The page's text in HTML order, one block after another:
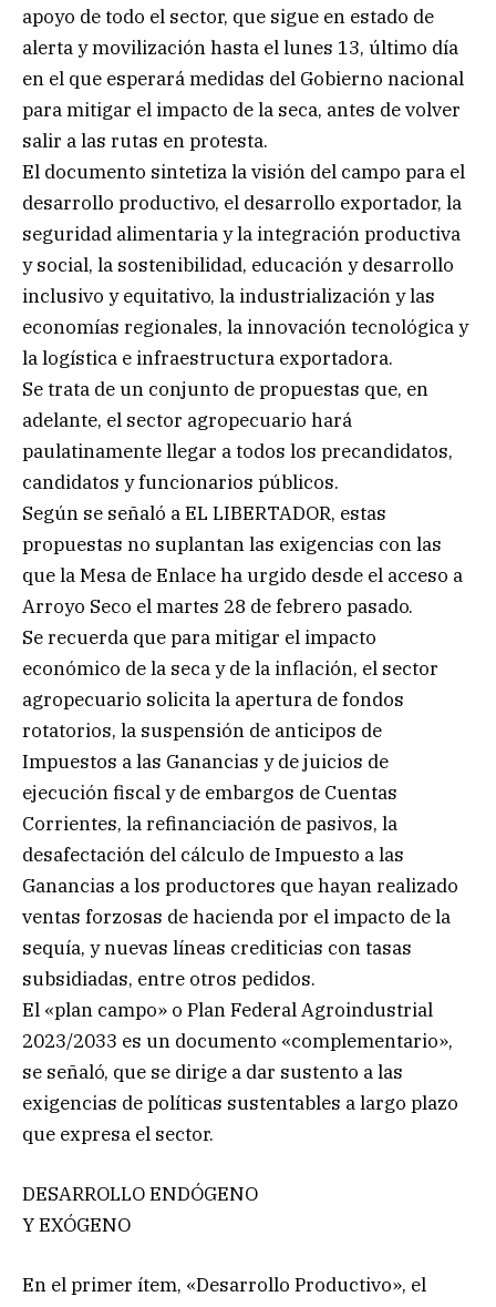
apoyo de todo el sector, que sigue en estado de
alerta y movilización hasta el lunes 13, último día
en el que esperará medidas del Gobierno nacional
para mitigar el impacto de la seca, antes de volver
salir a las rutas en protesta.
El documento sintetiza la visión del campo para el
desarrollo productivo, el desarrollo exportador, la
seguridad alimentaria y la integración productiva
y social, la sostenibilidad, educación y desarrollo
inclusivo y equitativo, la industrialización y las
economías regionales, la innovación tecnológica y
la logística e infraestructura exportadora.
Se trata de un conjunto de propuestas que, en
adelante, el sector agropecuario hará
paulatinamente llegar a todos los precandidatos,
candidatos y funcionarios públicos.
Según se señaló a EL LIBERTADOR, estas
propuestas no suplantan las exigencias con las
que la Mesa de Enlace ha urgido desde el acceso a
Arroyo Seco el martes 28 de febrero pasado.
Se recuerda que para mitigar el impacto
económico de la seca y de la inflación, el sector
agropecuario solicita la apertura de fondos
rotatorios, la suspensión de anticipos de
Impuestos a las Ganancias y de juicios de
ejecución fiscal y de embargos de Cuentas
Corrientes, la refinanciación de pasivos, la
desafectación del cálculo de Impuesto a las
Ganancias a los productores que hayan realizado
ventas forzosas de hacienda por el impacto de la
sequía, y nuevas líneas crediticias con tasas
subsidiadas, entre otros pedidos.
El «plan campo» o Plan Federal Agroindustrial
2023/2033 es un documento «complementario»,
se señaló, que se dirige a dar sustento a las
exigencias de políticas sustentables a largo plazo
que expresa el sector.
DESARROLLO ENDÓGENO
Y EXÓGENO
En el primer ítem, «Desarrollo Productivo», el